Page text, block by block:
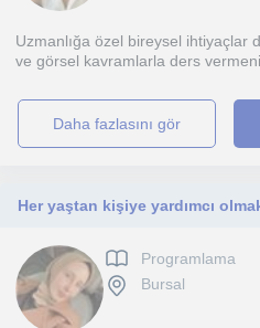
Uzmanlığa özel bireysel ihtiyaçlar
ve görsel kavramlarla ders
daha fazlasını gör
Her yaştan kişiye yardımcı
Programlama
Bursal